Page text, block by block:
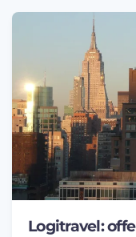
Logitravel: